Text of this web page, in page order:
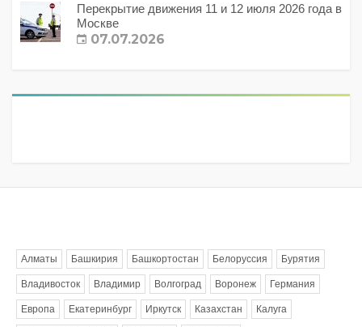
Перекрытие движения 11 и 12 июля 2026 года в
Москве
07.07.2026
Алматы Башкирия Башкортостан Белоруссия Бурятия
Владивосток Владимир Волгоград Воронеж Германия
Европа Екатеринбург Иркутск Казахстан Калуга